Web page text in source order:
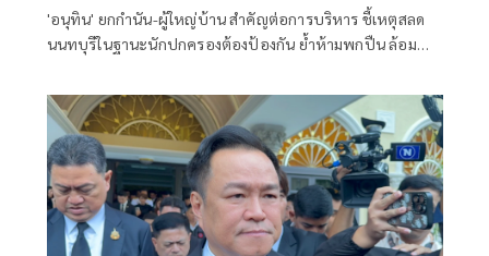
'อนุทิน' ยกกำนัน-ผู้ใหญ่บ้าน สำคัญต่อการบริหาร ชี้เหตุสลด
นนทบุรีในฐานะนักปกครองต้องป้องกัน ย้ำห้ามพกปืน ล้อม
ที่เกิดเหตุ